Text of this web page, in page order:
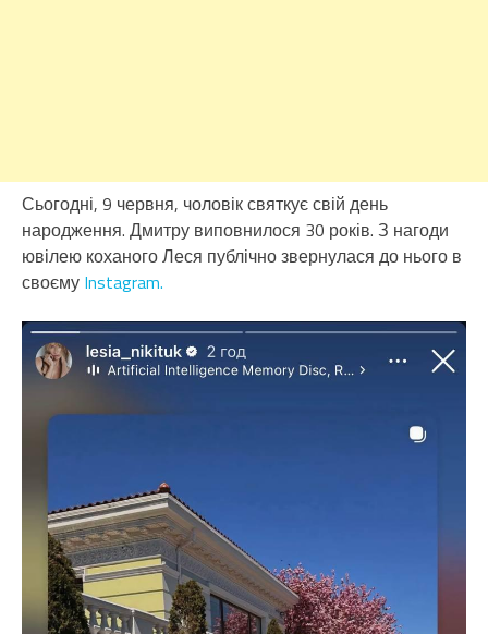
Сьогодні, 9 червня, чоловік святкує свій день
народження. Дмитру виповнилося 30 років. З нагоди
ювілею коханого Леся публічно звернулася до нього в
своєму Instagram.